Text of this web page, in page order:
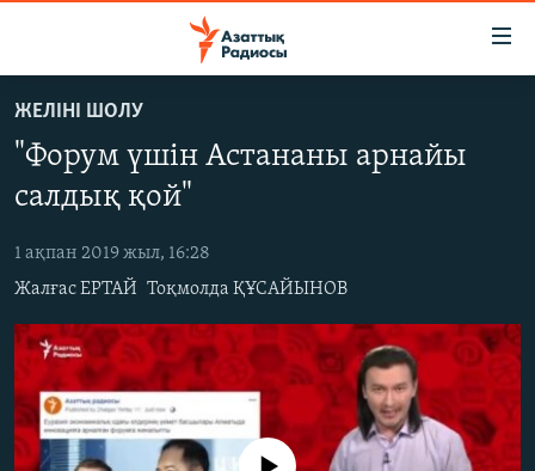
to
main
content
to
Skip
Search
САЯСАТ
AZATTYQTV
ҚАҢТАР ОҚИҒАСЫ
АДАМ ҚҰҚЫҚТАРЫ
ӘЛЕУМЕТ
ӘЛЕМ
АРНАЙЫ ЖОБАЛАР
ЖЕЛІНІ ШОЛУ
"Форум үшін Астананы арнайы
салдық қой"
1 ақпан 2019 жыл, 16:28
Жалғас ЕРТАЙ Тоқмолда ҚҰСАЙЫНОВ